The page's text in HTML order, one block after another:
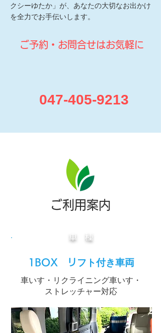
クシーゆたか」が、あなたの大切なお出かけ
を全力でお手伝いします。
​ご予約・お問合せはお気軽に
047-405-9213
ご利用案内
車 種
1BOX リ フト付き車両
車いす・リクライニング車いす・
ストレッチャー対応